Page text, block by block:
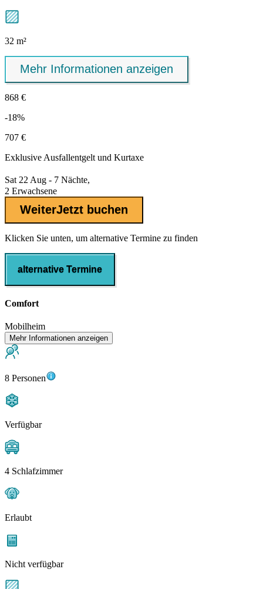
32 m²
Mehr Informationen anzeigen
868 €
-18%
707 €
Exklusive Ausfallentgelt und Kurtaxe
Sat 22 Aug - 7 Nächte,
2 Erwachsene
WeiterJetzt buchen
Klicken Sie unten, um alternative Termine zu finden
alternative Termine
Comfort
Mobilheim
Mehr Informationen anzeigen
8 Personen
Verfügbar
4 Schlafzimmer
Erlaubt
Nicht verfügbar